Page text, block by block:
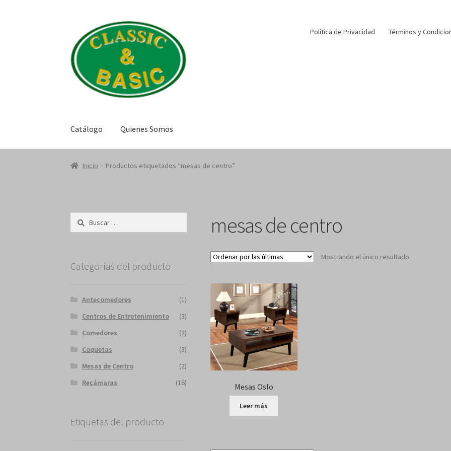
navegación
contenido
Política de Privacidad Términos y
Catálogo Quienes Somos
Inicio Productos etiquetados “mesas de centro”
mesas de centro
Mostrando el único resultado
Mesas Oslo
Leer más
Buscar:
Categorías del producto
Antecomedores
(1)
Centros de Entretenimiento
(3)
Comedores
(2)
Coquetas
(3)
Mesas de Centro
(2)
Recámaras
(16)
Etiquetas del producto